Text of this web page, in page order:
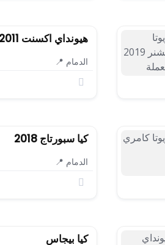
هيونداي اكسنت 2011
الدمام 📍
كيا سبورتاج 2018
الدمام 📍
كيا بيجاس